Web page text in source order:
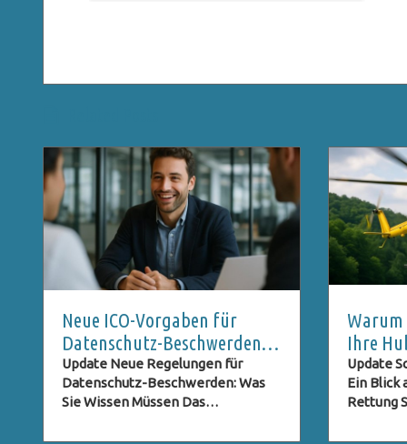
Neue ICO-Vorgaben für
Datenschutz-Beschwerden:
Was Nutzer Wissen Müssen
Update Neue Regelungen für
Datenschutz-Beschwerden: Was
Sie Wissen Müssen Das
ständig weiter, besonders im
Warum
Ihre
Update
Ein Blick
Rettung